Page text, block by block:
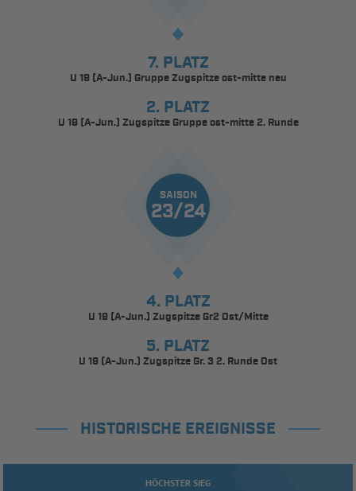
7. PLATZ
U 19 (A-Jun.) Gruppe Zugspitze ost-mitte neu
2. PLATZ
U 19 (A-Jun.) Zugspitze Gruppe ost-mitte 2. Runde
SAISON
23/24
4. PLATZ
U 19 (A-Jun.) Zugspitze Gr2 Ost/Mitte
5. PLATZ
U 19 (A-Jun.) Zugspitze Gr. 3 2. Runde Ost
HISTORISCHE EREIGNISSE
HÖCHSTER SIEG